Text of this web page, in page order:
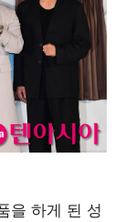
을 하게 된 성